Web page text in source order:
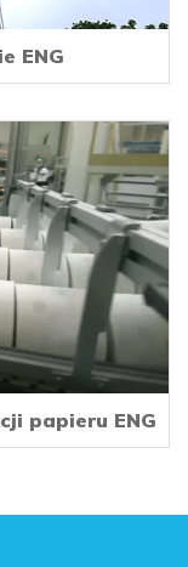
ENG
papieru ENG